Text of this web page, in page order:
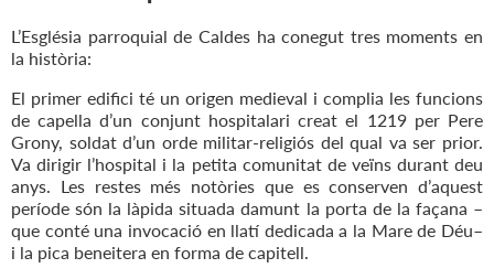
L’Església parroquial de Caldes ha conegut tres moments en
la història:
El primer edifici té un origen medieval i complia les funcions
de capella d’un conjunt hospitalari creat el 1219 per Pere
Grony, soldat d’un orde militar-religiós del qual va ser prior.
Va dirigir l’hospital i la petita comunitat de veïns durant deu
anys. Les restes més notòries que es conserven d’aquest
període són la làpida situada damunt la porta de la façana –
que conté una invocació en llatí dedicada a la Mare de Déu–
i la pica beneitera en forma de capitell.